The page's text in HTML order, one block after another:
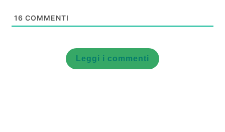
16 COMMENTI
Leggi i commenti